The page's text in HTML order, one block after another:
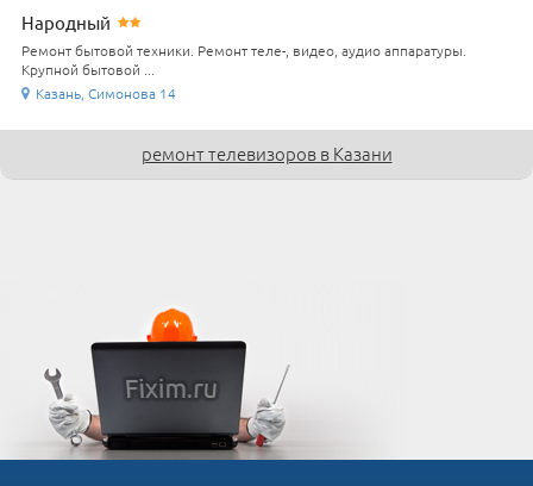
Народный
Ремонт бытовой техники. Ремонт теле-, видео, аудио аппаратуры.
Крупной бытовой ...
Казань, Симонова 14
ремонт телевизоров в Казани